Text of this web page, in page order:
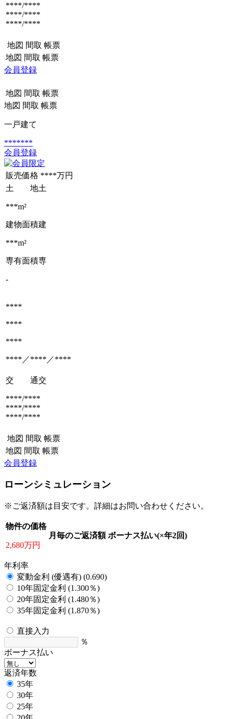
****/****
****/****
****/****
地図 間取 帳票
地図 間取 帳票
会員登録
地図 間取 帳票
地図 間取 帳票
一戸建て
*******
会員登録
販売価格 ****万円
土 地土
***m²
建物面積建
***m²
専有面積専
-
****
****
****
****／****／****
交 通交
****/****
****/****
****/****
地図 間取 帳票
地図 間取 帳票
会員登録
ローンシミュレーション
※ご返済額は目安です。詳細はお問い合わせください。
物件の価格
2,680万円
月毎のご返済額 ボーナス払い(×年2回)
年利率
変動金利 (優遇有) (0.690)
10年固定金利 (1.300％)
20年固定金利 (1.480％)
35年固定金利 (1.870％)
直接入力
％
ボーナス払い
返済年数
35年
30年
25年